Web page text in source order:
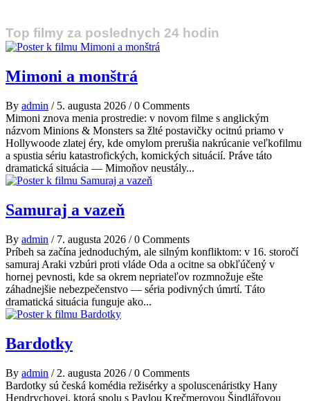
Top filmy za poslednych 24 hodin
Mimoni a monštrá
By admin / 5. augusta 2026 /0 Comments
Mimoni znova menia prostredie: v novom filme s anglickým
názvom Minions & Monsters sa žlté postavičky ocitnú priamo v
Hollywoode zlatej éry, kde omylom prerušia nakrúcanie veľkofilmu
a spustia sériu katastrofických, komických situácií. Práve táto
dramatická situácia — Mimoňov neustály...
Samuraj a vazeň
By admin / 7. augusta 2026 /0 Comments
Príbeh sa začína jednoduchým, ale silným konfliktom: v 16. storočí
samuraj Araki vzbúri proti vláde Oda a ocitne sa obkľúčený v
hornej pevnosti, kde sa okrem nepriateľov rozmnožuje ešte
záhadnejšie nebezpečenstvo — séria podivných úmrtí. Táto
dramatická situácia funguje ako...
Bardotky
By admin / 2. augusta 2026 /0 Comments
Bardotky sú česká komédia režisérky a spoluscenáristky Hany
Hendrychovej, ktorá spolu s Pavlou Krečmerovou Šindlářovou